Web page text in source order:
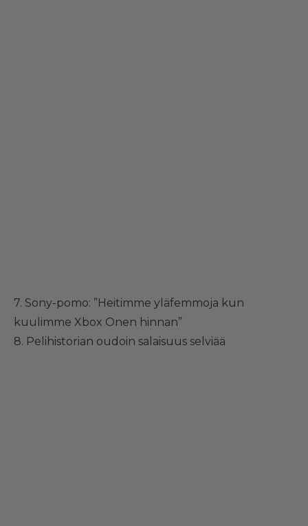
7. Sony-pomo: ”Heitimme yläfemmoja kun
kuulimme Xbox Onen hinnan”
8. Pelihistorian oudoin salaisuus selviää